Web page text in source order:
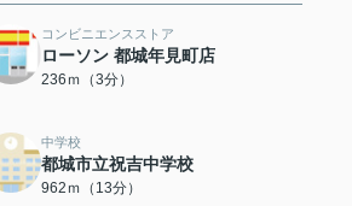
コンビニエンスストア
ローソン 都城年見町店
236ｍ（3分）
中学校
都城市立祝吉中学校
962ｍ（13分）